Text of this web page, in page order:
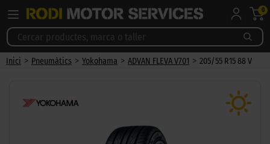
0
Inici > Pneumàtics > Yokohama > ADVAN FLEVA V701 > 205/55 R15 88 V